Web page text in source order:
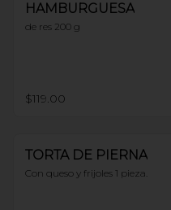
HAMBURGUESA
de res 200 g
$119.00
TORTA DE PIERNA
Con queso y frijoles 1 pieza.